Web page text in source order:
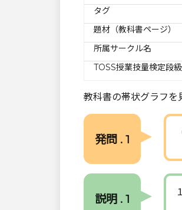
タグ
題材（教科書ページ）
所属サークル名
TOSS授業技量検定段
教科書の帯状グラフを
発問 . 1
説明 . 1